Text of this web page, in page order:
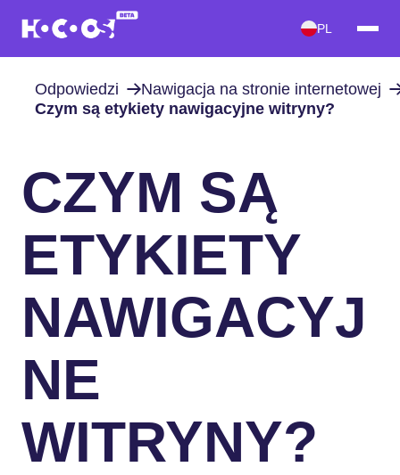
PL
Odpowiedzi
Nawigacja na stronie internetowej
Czym są etykiety nawigacyjne witryny?
CZYM SĄ
ETYKIETY
NAWIGACYJ
NE
WITRYNY?